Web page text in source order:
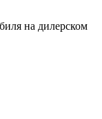
на дилерском